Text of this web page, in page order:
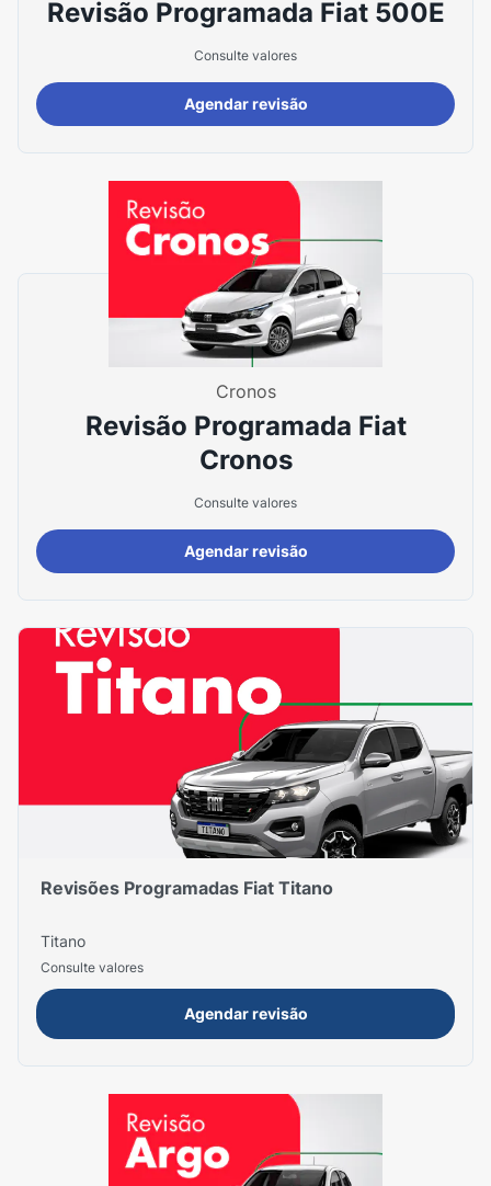
Revisão Programada Fiat 500E
Consulte valores
Agendar revisão
Cronos
Revisão Programada Fiat
Cronos
Consulte valores
Agendar revisão
Revisões Programadas Fiat Titano
Titano
Consulte valores
Agendar revisão